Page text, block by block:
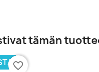
tämän
favorite_border